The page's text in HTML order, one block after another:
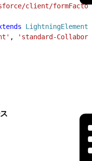
client/
LightningElement
,
'standard-